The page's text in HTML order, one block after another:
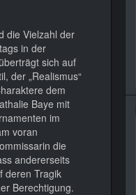
die Vielzahl der
in der
sich auf
der „Realismus“
dem
Baye mit
im
voran
die
andererseits
deren Tragik
Berechtigung.